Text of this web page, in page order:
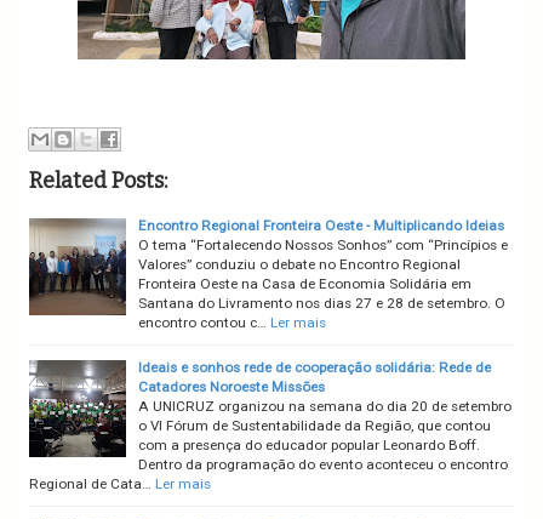
Related Posts:
Encontro Regional Fronteira Oeste - Multiplicando Ideias
O tema “Fortalecendo Nossos Sonhos” com “Princípios e
Valores” conduziu o debate no Encontro Regional
Fronteira Oeste na Casa de Economia Solidária em
Santana do Livramento nos dias 27 e 28 de setembro. O
encontro contou c… Ler mais
Ideais e sonhos rede de cooperação solidária: Rede de
Catadores Noroeste Missões
A UNICRUZ organizou na semana do dia 20 de setembro
o VI Fórum de Sustentabilidade da Região, que contou
com a presença do educador popular Leonardo Boff.
Dentro da programação do evento aconteceu o encontro
Regional de Cata… Ler mais